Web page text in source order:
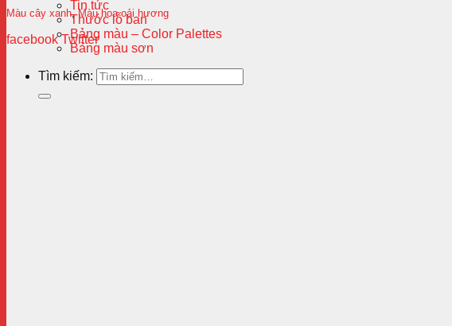
Tin tức
Thước lỗ ban
Bảng màu – Color Palettes
Bảng màu sơn
Tìm kiếm:
Màu cây xanh,Màu hoa oải hương
facebook Twitter